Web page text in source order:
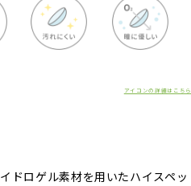
アイコンの詳細はこちら
ドロゲル素材を用いたハイスペッ